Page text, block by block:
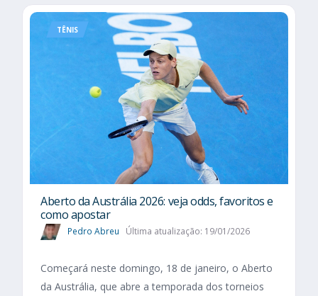
TÊNIS
Aberto da Austrália 2026: veja odds, favoritos e
como apostar
Pedro Abreu Última atualização: 19/01/2026
Começará neste domingo, 18 de janeiro, o Aberto
da Austrália, que abre a temporada dos torneios